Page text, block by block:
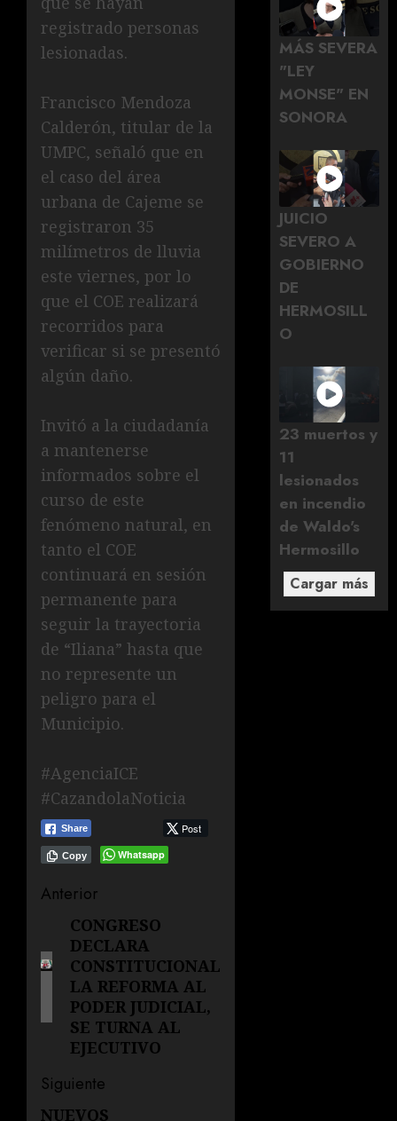
registrado personas
lesionadas.
Francisco Mendoza
Calderón, titular de la
UMPC, señaló que en
el caso del área
urbana de Cajeme se
registraron 35
milímetros de lluvia
este viernes, por lo
que el COE realizará
recorridos para
verificar si se presentó
algún daño.
Invitó a la ciudadanía
a mantenerse
informados sobre el
curso de este
fenómeno natural, en
tanto el COE
continuará en sesión
permanente para
seguir la trayectoria
de “Iliana” hasta que
no represente un
peligro para el
Municipio.
#AgenciaICE
#CazandolaNoticia
Share Post
Whatsapp
Copy
Navegación
de
entradas
Anterior
Entrada
anterior:
CONGRESO
DECLARA
CONSTITUCIONAL
LA REFORMA AL
PODER JUDICIAL,
SE TURNA AL
EJECUTIVO
Siguiente
NUEVOS
MÁS SEVERA
"LEY
MONSE" EN
SONORA
JUICIO
SEVERO A
GOBIERNO
DE
HERMOSILL
O
23 muertos y
11
lesionados
en incendio
de Waldo's
Hermosillo
Cargar más